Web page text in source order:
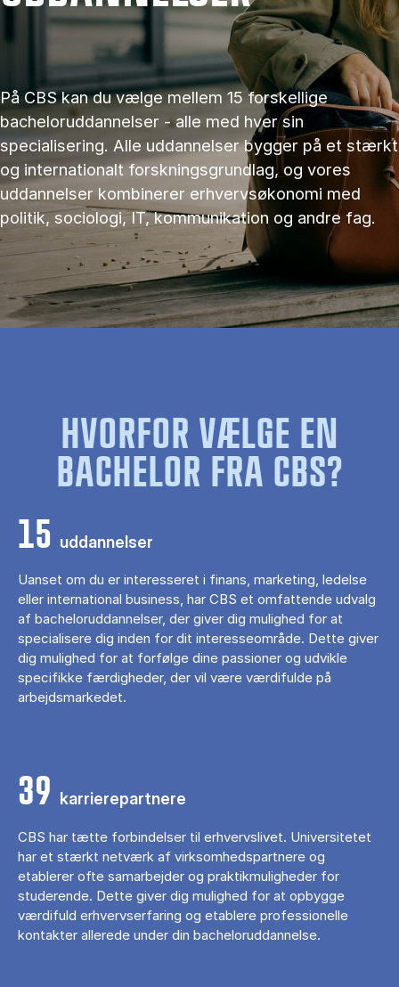
På CBS kan du vælge mellem 15 forskellige
bacheloruddannelser - alle med hver sin
specialisering. Alle uddannelser bygger på et stærkt
og internationalt forskningsgrundlag, og vores
uddannelser kombinerer erhvervsøkonomi med
politik, sociologi, IT, kommunikation og andre fag.
HVORFOR VÆLGE EN
BACHELOR FRA CBS?
15 uddannelser
Uanset om du er interesseret i finans, marketing, ledelse
eller international business, har CBS et omfattende udvalg
af bacheloruddannelser, der giver dig mulighed for at
specialisere dig inden for dit interesseområde. Dette giver
dig mulighed for at forfølge dine passioner og udvikle
specifikke færdigheder, der vil være værdifulde på
arbejdsmarkedet.
39 karrierepartnere
CBS har tætte forbindelser til erhvervslivet. Universitetet
har et stærkt netværk af virksomhedspartnere og
etablerer ofte samarbejder og praktikmuligheder for
studerende. Dette giver dig mulighed for at opbygge
værdifuld erhvervserfaring og etablere professionelle
kontakter allerede under din bacheloruddannelse.